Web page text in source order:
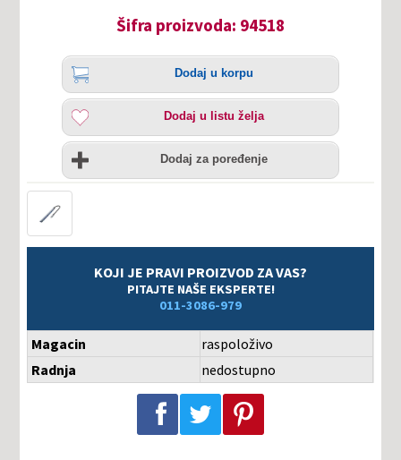
Šifra proizvoda: 94518
Količina
Dodaj
korpu
Dodaj u korpu
Dodaj
listu
želja
Dodaj u listu želja
Uporedi
Dodaj za poređenje
KOJI JE PRAVI PROIZVOD ZA VAS?
PITAJTE NAŠE EKSPERTE!
011-3086-979
Magacin
raspoloživo
Radnja
nedostupno
Podeli na Facebook-u Podeli na Twitter-u Podeli na Pinterest-u